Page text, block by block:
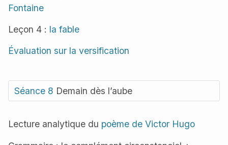
Fontaine
Leçon 4 : la fable
Évaluation sur la versification
Séance 8 Demain dès l’aube
Lecture analytique du poème de Victor Hugo